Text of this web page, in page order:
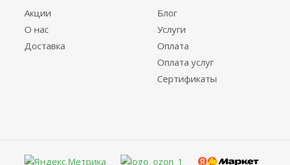
Акции
О нас
Доставка
Блог
Услуги
Оплата
Оплата услуг
Сертификаты